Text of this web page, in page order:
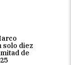
solo diez
de